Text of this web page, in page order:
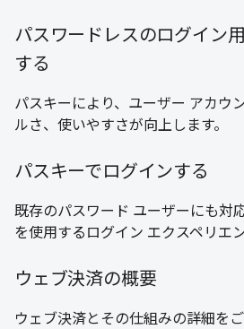
パスワードレスのログイン
する
パスキーにより、ユーザー アカウ
ルさ、使いやすさが向上します。
パスキーでログインする
既存のパスワード ユーザーにも対
を使用するログイン エクスペリエ
ウェブ決済の概要
ウェブ決済とその仕組みの詳細をご